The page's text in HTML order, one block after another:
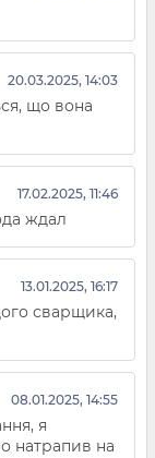
20.03.2025, 14:03
що вона
17.02.2025, 11:46
ждал
13.01.2025, 16:17
сварщика,
08.01.2025, 14:55
я
натрапив на